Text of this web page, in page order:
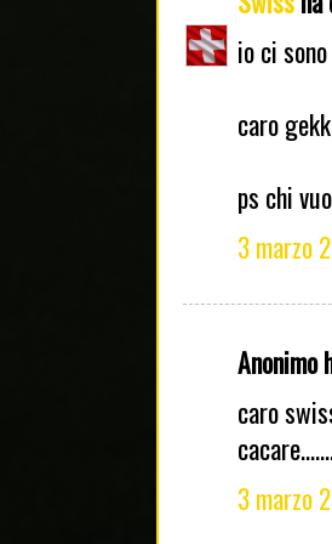
io ci sono
caro
ps chi
3 marzo
Anonimo
caro
3 marzo